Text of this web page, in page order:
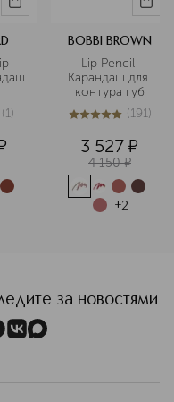
(1)
BOBBI BROWN
Lip Pencil
Карандаш для
контура губ
5из 5191 (191)
3 527 ¤
4 150 ¤
+2
за новостями